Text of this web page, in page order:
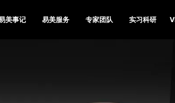
美事记 易美服务 专家团队 实习科研